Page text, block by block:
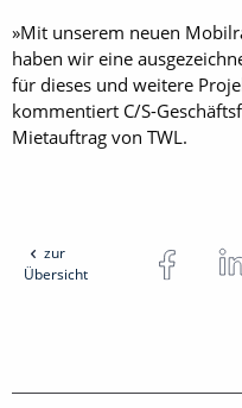
»Mit unserem neuen
haben wir eine
für dieses und weitere
kommentiert C/S-
Mietauftrag von TWL.
zur
Übersicht